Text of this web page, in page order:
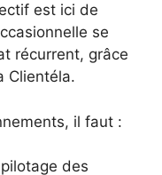
est ici de
se
récurrent, grâce
Clientéla.
il faut :
des